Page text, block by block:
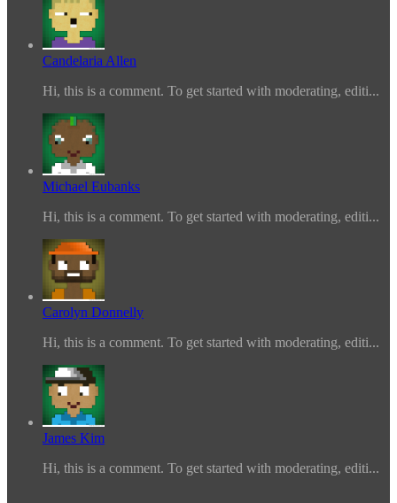
Candelaria Allen
Hi, this is a comment. To get started with moderating, editi...
Michael Eubanks
Hi, this is a comment. To get started with moderating, editi...
Carolyn Donnelly
Hi, this is a comment. To get started with moderating, editi...
James Kim
Hi, this is a comment. To get started with moderating, editi...